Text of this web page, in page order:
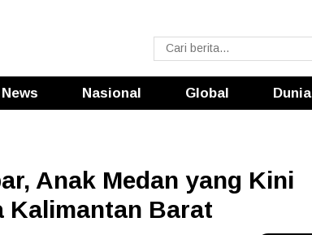
News Nasional Global Dunia
Anak Medan yang Kini
Kalimantan Barat